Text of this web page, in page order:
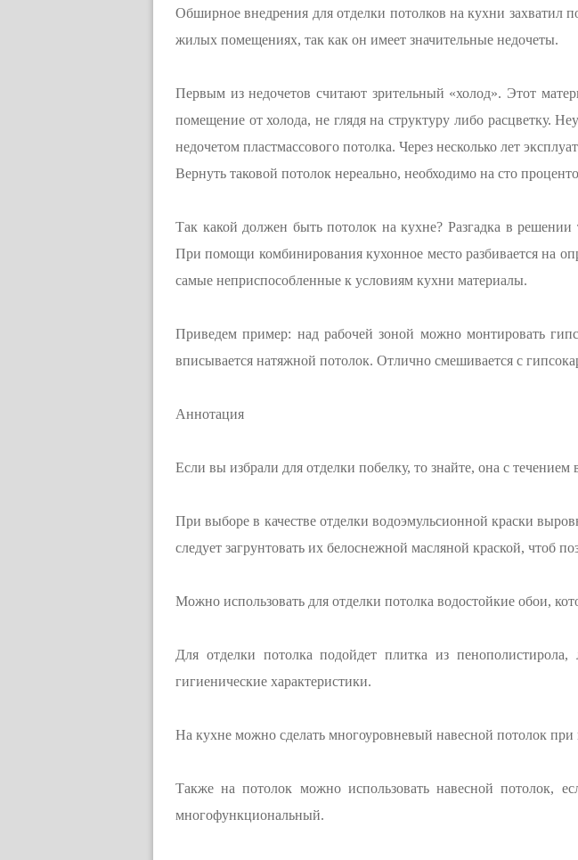
Обширное внедрения для отделки потолков на кухни захватил
жилых помещениях, так как он имеет значительные недочеты.
Первым из недочетов считают зрительный «холод». Этот
помещение от холода, не глядя на структуру либо расцветку.
недочетом пластмассового потолка. Через несколько лет
Вернуть таковой потолок нереально, необходимо на сто
Так какой должен быть потолок на кухне? Разгадка в
При помощи комбинирования кухонное место разбивается на
самые неприспособленные к условиям кухни материалы.
Приведем пример: над рабочей зоной можно монтировать
вписывается натяжной потолок. Отлично смешивается с
Аннотация
Если вы избрали для отделки побелку, то знайте, она с течением
При выборе в качестве отделки водоэмульсионной краски
следует загрунтовать их белоснежной масляной краской, чтоб
Можно использовать для отделки потолка водостойкие обои,
Для отделки потолка подойдет плитка из
гигиенические характеристики.
На кухне можно сделать многоуровневый навесной потолок
Также на потолок можно использовать навесной потолок,
многофункциональный.